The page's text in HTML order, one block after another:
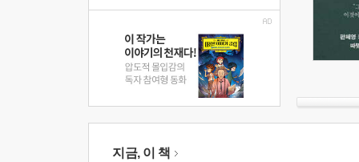
지금, 이 책